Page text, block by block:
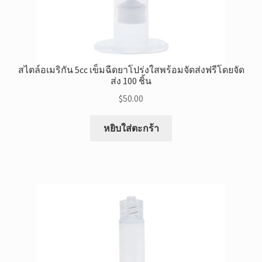
สไตล์อเมริกัน 5cc เข็มฉีดยาโปร่งใสพร้อมจัดส่งฟรีโดยจัด
ส่ง 100 ชิ้น
$50.00
หยิบใส่ตะกร้า